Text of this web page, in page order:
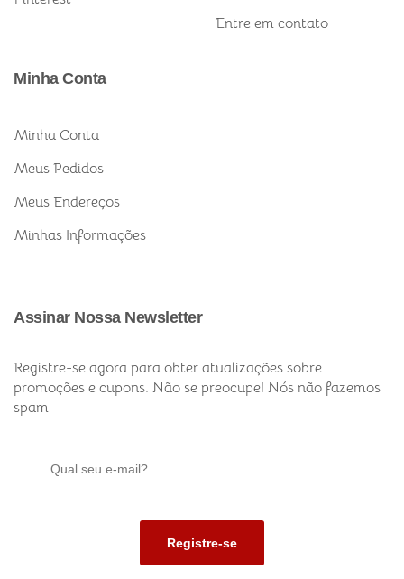
Entre em contato
Minha Conta
Minha Conta
Meus Pedidos
Meus Endereços
Minhas Informações
Assinar Nossa Newsletter
Registre-se agora para obter atualizações sobre
promoções e cupons. Não se preocupe! Nós não fazemos
spam